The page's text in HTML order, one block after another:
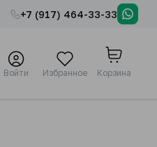
+7 (917) 464-33-33
Войти Избранное Корзина